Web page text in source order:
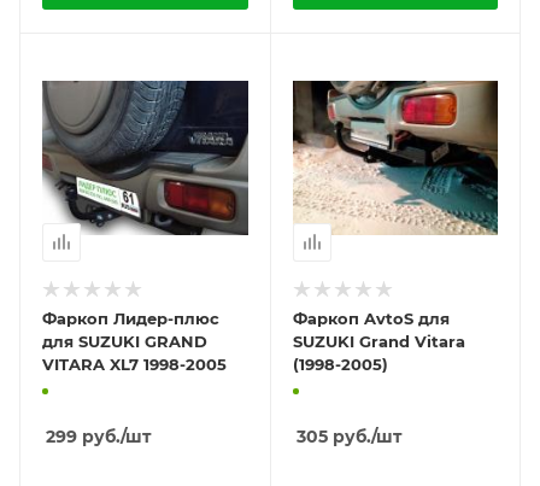
Фаркоп Лидер-плюс
для SUZUKI GRAND
VITARA XL7 1998-2005
299 руб./шт
Фаркоп AvtoS для
SUZUKI Grand Vitara
(1998-2005)
305руб./шт